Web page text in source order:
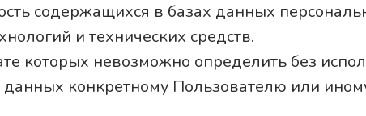
содержащихся в базах данных
и технических средств.
которых невозможно определить без
конкретному Пользователю или